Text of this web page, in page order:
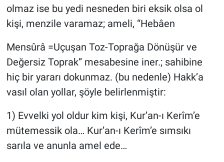
olmaz ise bu yedi nesneden biri eksik olsa ol
kişi, menzile varamaz; ameli, “Hebâen
Mensûrâ =Uçuşan Toz-Toprağa Dönüşür ve
Değersiz Toprak” mesabesine iner.; sahibine
hiç bir yararı dokunmaz. (bu nedenle) Hakk’a
vasıl olan yollar, şöyle belirlenmiştir:
1) Evvelki yol oldur kim kişi, Kur’an-ı Kerîm’e
mütemessik ola… Kur’an-ı Kerîm’e sımsıkı
sarıla ve anunla amel ede…